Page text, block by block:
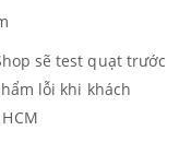
sẽ test quạt trước
lỗi khi khách